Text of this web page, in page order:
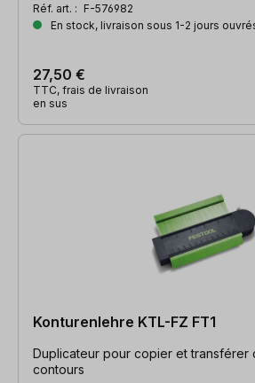
Réf. art. : F-576982
En stock, livraison sous 1-2 jours
27,50 €
TTC, frais de livraison
en sus
Konturenlehre KTL-FZ FT1
Duplicateur pour copier et transférer
contours